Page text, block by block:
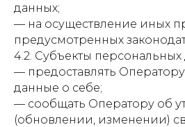
данных;
— на осуществление иных
предусмотренных
4.2. Субъекты
— предоставлять
данные о себе;
— сообщать Оператору об
(обновлении, изменении)